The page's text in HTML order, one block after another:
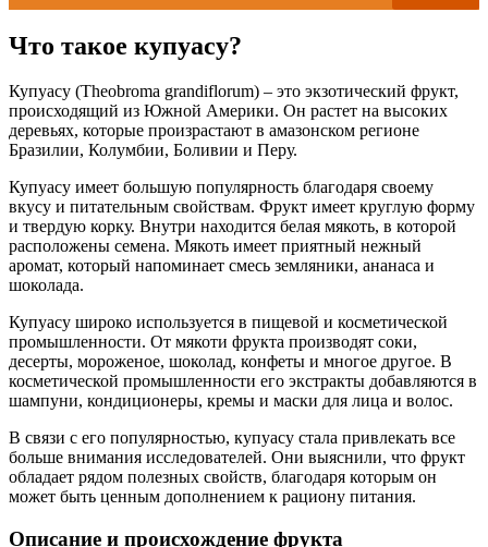
Что такое купуасу?
Купуасу (Theobroma grandiflorum) – это экзотический фрукт,
происходящий из Южной Америки. Он растет на высоких
деревьях, которые произрастают в амазонском регионе
Бразилии, Колумбии, Боливии и Перу.
Купуасу имеет большую популярность благодаря своему
вкусу и питательным свойствам. Фрукт имеет круглую форму
и твердую корку. Внутри находится белая мякоть, в которой
расположены семена. Мякоть имеет приятный нежный
аромат, который напоминает смесь земляники, ананаса и
шоколада.
Купуасу широко используется в пищевой и косметической
промышленности. От мякоти фрукта производят соки,
десерты, мороженое, шоколад, конфеты и многое другое. В
косметической промышленности его экстракты добавляются в
шампуни, кондиционеры, кремы и маски для лица и волос.
В связи с его популярностью, купуасу стала привлекать все
больше внимания исследователей. Они выяснили, что фрукт
обладает рядом полезных свойств, благодаря которым он
может быть ценным дополнением к рациону питания.
Описание и происхождение фрукта